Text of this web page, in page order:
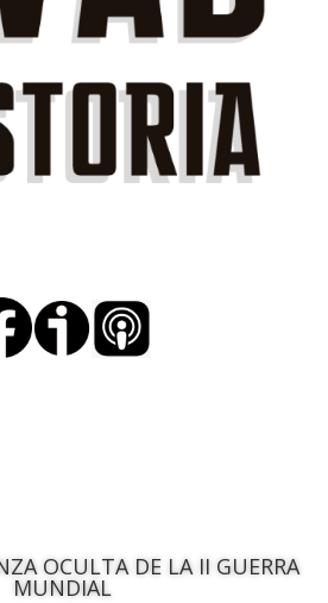
OCULTA DE LA II GUERRA
MUNDIAL